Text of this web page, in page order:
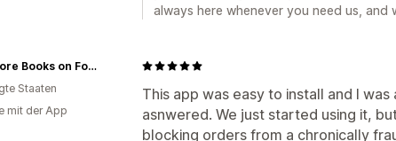
always here whenever you need us, and
This app was easy to install and I
asnwered. We just started using it,
blocking orders from a chronically
Omnivore Books on Food
Staaten
mit der App